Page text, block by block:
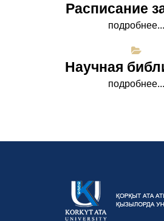
Расписание
подробнее...
Научная
подробнее...